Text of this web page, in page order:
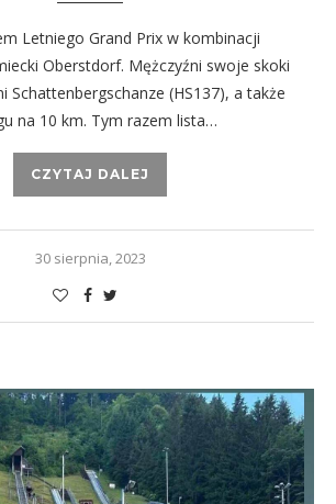
Letniego Grand Prix w kombinacji
Oberstdorf. Mężczyźni swoje skoki
Schattenbergschanze (HS137), a także
na 10 km. Tym razem lista…
CZYTAJ DALEJ
30 sierpnia, 2023